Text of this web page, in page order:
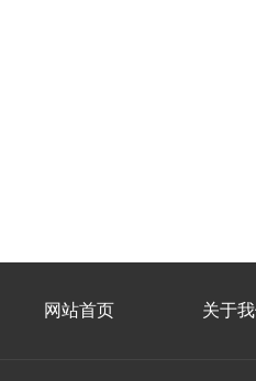
网站首页 关于